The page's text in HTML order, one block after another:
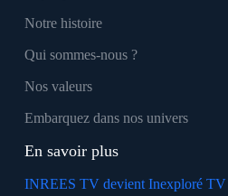
Notre histoire
Qui sommes-nous ?
Nos valeurs
Embarquez dans nos univers
En savoir plus
INREES TV devient Inexploré TV